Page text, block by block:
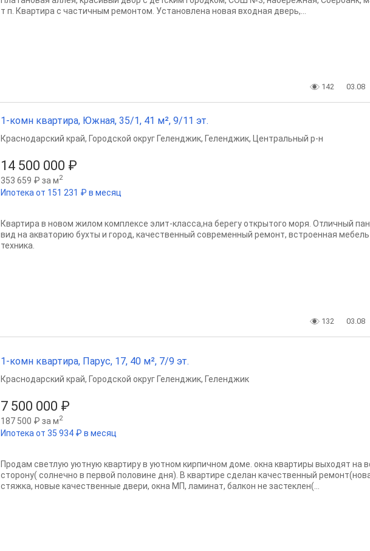
т п. Квартира с частичным ремонтом. Установлена новая входная дверь,...
142 03.08
1-комн квартира, Южная, 35/1, 41 м², 9/11 эт.
14 500 000 ₽
353 659 ₽ за м2
Ипотека от 151 231 ₽ в месяц
Краснодарский край, Городской округ Геленджик, Геленджик, Центральный р-н
Квартира в новом жилом комплексе элит-класса,на берегу открытого моря. Отличный
вид на акваторию бухты и город, качественный современный ремонт, встроенная мебель
техника.
132 03.08
1-комн квартира, Парус, 17, 40 м², 7/9 эт.
7 500 000 ₽
187 500 ₽ за м2
Ипотека от 35 934 ₽ в месяц
Краснодарский край, Городской округ Геленджик, Геленджик
Продам светлую уютную квартиру в уютном кирпичном доме. окна квартиры выходят на
сторону( солнечно в первой половине дня). В квартире сделан качественный
стяжка, новые качественные двери, окна МП, ламинат, балкон не застеклен(...